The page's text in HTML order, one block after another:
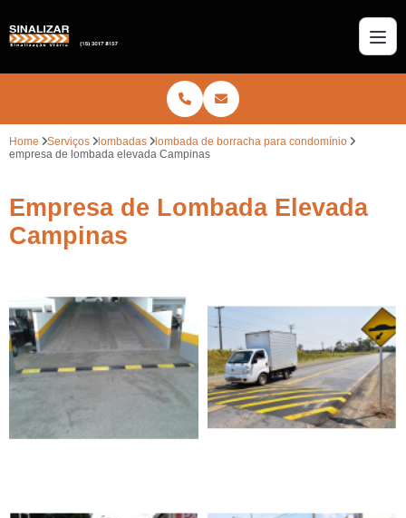
Home Serviços lombadas
lombada de borracha para condomínio
empresa de lombada elevada Campinas
Empresa de Lombada Elevada
Campinas